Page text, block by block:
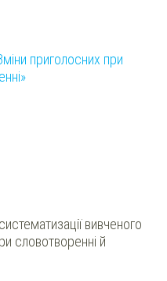
приголосних при
вивченого
словотворенні й